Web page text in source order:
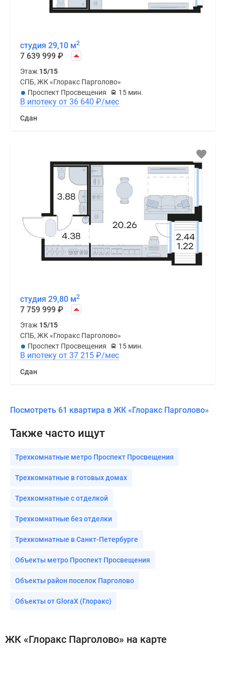
студия 29,10 м2
7 639 999 ₽
Этаж 15/15
СПБ, ЖК «Глоракс Парголово»
Проспект Просвещения
15 мин.
В ипотеку от 36 640 ₽/мес
Сдан
студия 29,80 м2
7 759 999 ₽
Этаж 15/15
СПБ, ЖК «Глоракс Парголово»
Проспект Просвещения
15 мин.
В ипотеку от 37 215 ₽/мес
Сдан
Посмотреть 61 квартира в ЖК «Глоракс Парголово»
Также часто ищут
Трехкомнатные метро Проспект Просвещения
Трехкомнатные в готовых домах
Трехкомнатные с отделкой
Трехкомнатные без отделки
Трехкомнатные в Санкт-Петербурге
Объекты метро Проспект Просвещения
Объекты район поселок Парголово
Объекты от GloraX (Глоракс)
ЖК «Глоракс Парголово» на карте